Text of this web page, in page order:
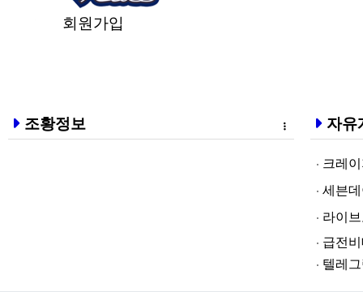
회원가입
조황정보 자유
크레이지
세븐데이
라­이브토­
급전비대면
텔레그램